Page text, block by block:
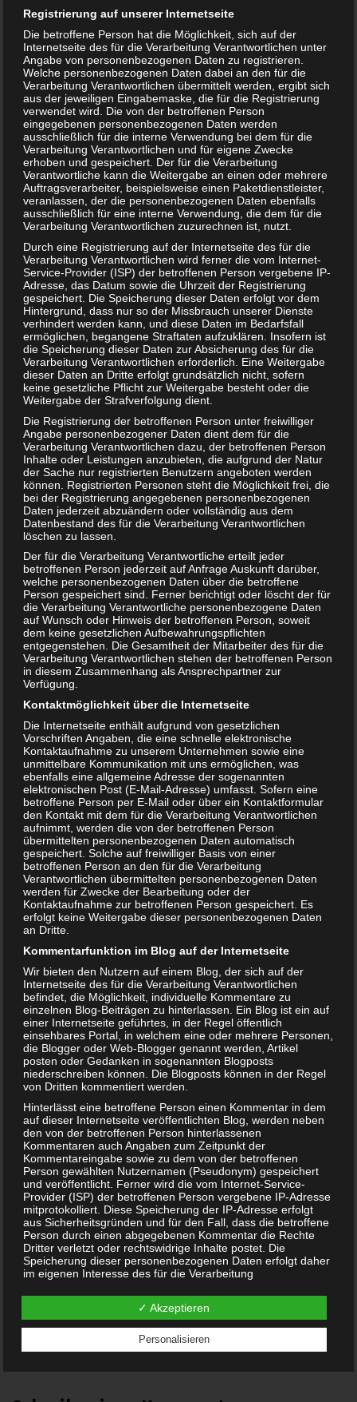
Feuerwehrmann Sam Helm von Simba bei Amazon für nur
7,99 Euro
NUK Magic Cup Trinkbecher 230 ml für nur 7,63 Euro
BRIO Angebote – Holzeisenbahnen besonders günstig
kaufen
Donkey Products – Mug Monster – Becher mit Keksfach
LEGO Speed Champions 1985 Audi Sport Quattro S1 (76897)
für nur 14,99 Euro
Simba Polizei Einsatzkommando-Set (8102665) ab 9,99
Euro
Beitragsnavigation
← Cannabis in der Muttermilch nachweisbar
Schnuller abgewöhnen – Wie man es am besten macht →
Registrierung auf unserer Internetseite
Die betroffene Person hat die Möglichkeit, sich auf der
Internetseite des für die Verarbeitung Verantwortlichen unter
Angabe von personenbezogenen Daten zu registrieren.
Welche personenbezogenen Daten dabei an den für die
Verarbeitung Verantwortlichen übermittelt werden, ergibt sich
aus der jeweiligen Eingabemaske, die für die Registrierung
verwendet wird. Die von der betroffenen Person
eingegebenen personenbezogenen Daten werden
ausschließlich für die interne Verwendung bei dem für die
Verarbeitung Verantwortlichen und für eigene Zwecke
erhoben und gespeichert. Der für die Verarbeitung
Verantwortliche kann die Weitergabe an einen oder mehrere
Auftragsverarbeiter, beispielsweise einen Paketdienstleister,
veranlassen, der die personenbezogenen Daten ebenfalls
ausschließlich für eine interne Verwendung, die dem für die
Verarbeitung Verantwortlichen zuzurechnen ist, nutzt.
Durch eine Registrierung auf der Internetseite des für die
Verarbeitung Verantwortlichen wird ferner die vom Internet-
Service-Provider (ISP) der betroffenen Person vergebene IP-
Adresse, das Datum sowie die Uhrzeit der Registrierung
gespeichert. Die Speicherung dieser Daten erfolgt vor dem
Hintergrund, dass nur so der Missbrauch unserer Dienste
verhindert werden kann, und diese Daten im Bedarfsfall
ermöglichen, begangene Straftaten aufzuklären. Insofern ist
die Speicherung dieser Daten zur Absicherung des für die
Verarbeitung Verantwortlichen erforderlich. Eine Weitergabe
dieser Daten an Dritte erfolgt grundsätzlich nicht, sofern
keine gesetzliche Pflicht zur Weitergabe besteht oder die
Weitergabe der Strafverfolgung dient.
Die Registrierung der betroffenen Person unter freiwilliger
Angabe personenbezogener Daten dient dem für die
Verarbeitung Verantwortlichen dazu, der betroffenen Person
Inhalte oder Leistungen anzubieten, die aufgrund der Natur
der Sache nur registrierten Benutzern angeboten werden
können. Registrierten Personen steht die Möglichkeit frei, die
bei der Registrierung angegebenen personenbezogenen
Daten jederzeit abzuändern oder vollständig aus dem
Datenbestand des für die Verarbeitung Verantwortlichen
löschen zu lassen.
Der für die Verarbeitung Verantwortliche erteilt jeder
betroffenen Person jederzeit auf Anfrage Auskunft darüber,
welche personenbezogenen Daten über die betroffene
Person gespeichert sind. Ferner berichtigt oder löscht der für
die Verarbeitung Verantwortliche personenbezogene Daten
auf Wunsch oder Hinweis der betroffenen Person, soweit
dem keine gesetzlichen Aufbewahrungspflichten
entgegenstehen. Die Gesamtheit der Mitarbeiter des für die
Verarbeitung Verantwortlichen stehen der betroffenen Person
in diesem Zusammenhang als Ansprechpartner zur
Verfügung.
Kontaktmöglichkeit über die Internetseite
Die Internetseite enthält aufgrund von gesetzlichen
Vorschriften Angaben, die eine schnelle elektronische
Kontaktaufnahme zu unserem Unternehmen sowie eine
unmittelbare Kommunikation mit uns ermöglichen, was
ebenfalls eine allgemeine Adresse der sogenannten
elektronischen Post (E-Mail-Adresse) umfasst. Sofern eine
betroffene Person per E-Mail oder über ein Kontaktformular
den Kontakt mit dem für die Verarbeitung Verantwortlichen
aufnimmt, werden die von der betroffenen Person
übermittelten personenbezogenen Daten automatisch
gespeichert. Solche auf freiwilliger Basis von einer
betroffenen Person an den für die Verarbeitung
Verantwortlichen übermittelten personenbezogenen Daten
werden für Zwecke der Bearbeitung oder der
Kontaktaufnahme zur betroffenen Person gespeichert. Es
erfolgt keine Weitergabe dieser personenbezogenen Daten
an Dritte.
Kommentarfunktion im Blog auf der Internetseite
Wir bieten den Nutzern auf einem Blog, der sich auf der
Internetseite des für die Verarbeitung Verantwortlichen
befindet, die Möglichkeit, individuelle Kommentare zu
einzelnen Blog-Beiträgen zu hinterlassen. Ein Blog ist ein auf
einer Internetseite geführtes, in der Regel öffentlich
einsehbares Portal, in welchem eine oder mehrere Personen,
die Blogger oder Web-Blogger genannt werden, Artikel
posten oder Gedanken in sogenannten Blogposts
niederschreiben können. Die Blogposts können in der Regel
von Dritten kommentiert werden.
Hinterlässt eine betroffene Person einen Kommentar in dem
auf dieser Internetseite veröffentlichten Blog, werden neben
den von der betroffenen Person hinterlassenen
Kommentaren auch Angaben zum Zeitpunkt der
Kommentareingabe sowie zu dem von der betroffenen
Person gewählten Nutzernamen (Pseudonym) gespeichert
und veröffentlicht. Ferner wird die vom Internet-Service-
Provider (ISP) der betroffenen Person vergebene IP-Adresse
mitprotokolliert. Diese Speicherung der IP-Adresse erfolgt
aus Sicherheitsgründen und für den Fall, dass die betroffene
Person durch einen abgegebenen Kommentar die Rechte
Dritter verletzt oder rechtswidrige Inhalte postet. Die
Speicherung dieser personenbezogenen Daten erfolgt daher
im eigenen Interesse des für die Verarbeitung
Rechtsverletzung gegebenenfalls exkulpieren könnte. Es
erfolgt keine Weitergabe dieser erhobenen
Weitergabe nicht gesetzlich vorgeschrieben ist oder der
Rechtsverteidigung des für die Verarbeitung Verantwortlichen
✓ Akzeptieren
Personalisieren